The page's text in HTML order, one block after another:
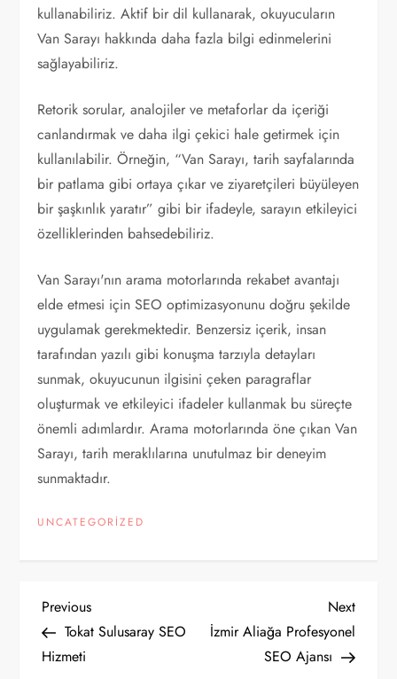
kullanabiliriz. Aktif bir dil kullanarak, okuyucuların
Van Sarayı hakkında daha fazla bilgi edinmelerini
sağlayabiliriz.
Retorik sorular, analojiler ve metaforlar da içeriği
canlandırmak ve daha ilgi çekici hale getirmek için
kullanılabilir. Örneğin, “Van Sarayı, tarih sayfalarında
bir patlama gibi ortaya çıkar ve ziyaretçileri büyüleyen
bir şaşkınlık yaratır” gibi bir ifadeyle, sarayın etkileyici
özelliklerinden bahsedebiliriz.
Van Sarayı'nın arama motorlarında rekabet avantajı
elde etmesi için SEO optimizasyonunu doğru şekilde
uygulamak gerekmektedir. Benzersiz içerik, insan
tarafından yazılı gibi konuşma tarzıyla detayları
sunmak, okuyucunun ilgisini çeken paragraflar
oluşturmak ve etkileyici ifadeler kullanmak bu süreçte
önemli adımlardır. Arama motorlarında öne çıkan Van
Sarayı, tarih meraklılarına unutulmaz bir deneyim
sunmaktadır.
UNCATEGORIZED
Y
a
Previous
Post
Previous
Tokat Sulusaray SEO
Hizmeti
Next
Post
Next
İzmir Aliağa Profesyonel
SEO Ajansı